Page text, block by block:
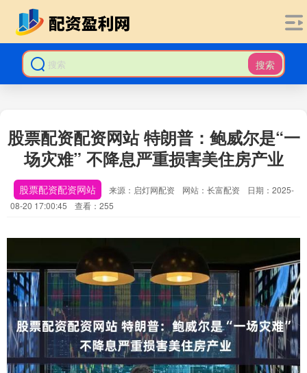
搜索
股票配资配资网站 特朗普：鲍威尔是“一
场灾难” 不降息严重损害美住房产业
股票配资配资网站 来源：启灯网配资 网站：长富配资
日期：2025-
08-20 17:00:45
查看：255